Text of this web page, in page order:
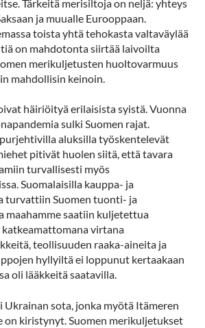
Tärkeitä merisiltoja on neljä: yhteys
ja muualle Eurooppaan.
toista yhtä tehokasta valtaväylää
on mahdotonta siirtää laivoilta
merikuljetusten huoltovarmuus
mahdollisin keinoin.
häiriöityä erilaisista syistä. Vuonna
sulki Suomen rajat.
aluksilla työskentelevät
pitivät huolen siitä, että tavara
turvallisesti myös
Suomalaisilla kauppa- ja
turvattiin Suomen tuonti- ja
maahamme saatiin kuljetettua
katkeamattomana virtana
teollisuuden raaka-aineita ja
hyllyiltä ei loppunut kertaakaan
oli lääkkeitä saatavilla.
Ukrainan sota, jonka myötä Itämeren
kiristynyt. Suomen merikuljetukset